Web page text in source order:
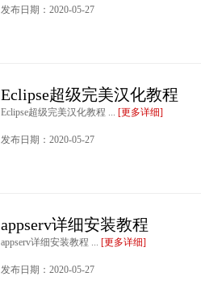
发布日期：2020-05-27
Eclipse超级完美汉化教程
Eclipse超级完美汉化教程 ... [更多详细]
发布日期：2020-05-27
appserv详细安装教程
appserv详细安装教程 ... [更多详细]
发布日期：2020-05-27